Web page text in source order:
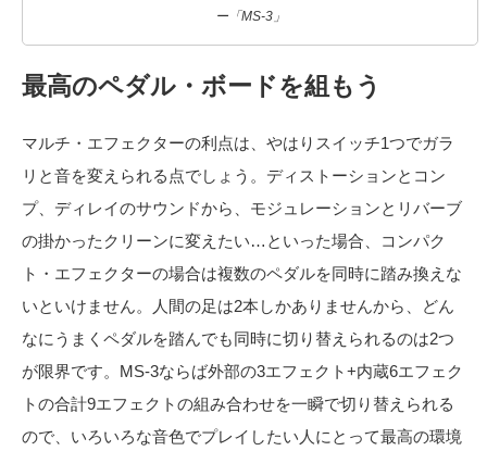
ー「MS-3」
最高のペダル・ボードを組もう
マルチ・エフェクターの利点は、やはりスイッチ1つでガラ
リと音を変えられる点でしょう。ディストーションとコン
プ、ディレイのサウンドから、モジュレーションとリバーブ
の掛かったクリーンに変えたい…といった場合、コンパク
ト・エフェクターの場合は複数のペダルを同時に踏み換えな
いといけません。人間の足は2本しかありませんから、どん
なにうまくペダルを踏んでも同時に切り替えられるのは2つ
が限界です。MS-3ならば外部の3エフェクト+内蔵6エフェク
トの合計9エフェクトの組み合わせを一瞬で切り替えられる
ので、いろいろな音色でプレイしたい人にとって最高の環境